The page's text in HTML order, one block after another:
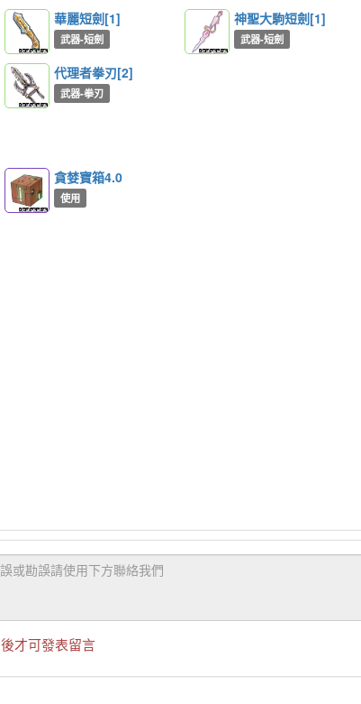
華麗短劍[1]
武器-短劍
神聖大駒短劍[1]
武器-短劍
代理者拳刃[2]
武器-拳刃
貪婪寶箱4.0
使用
後才可發表留言